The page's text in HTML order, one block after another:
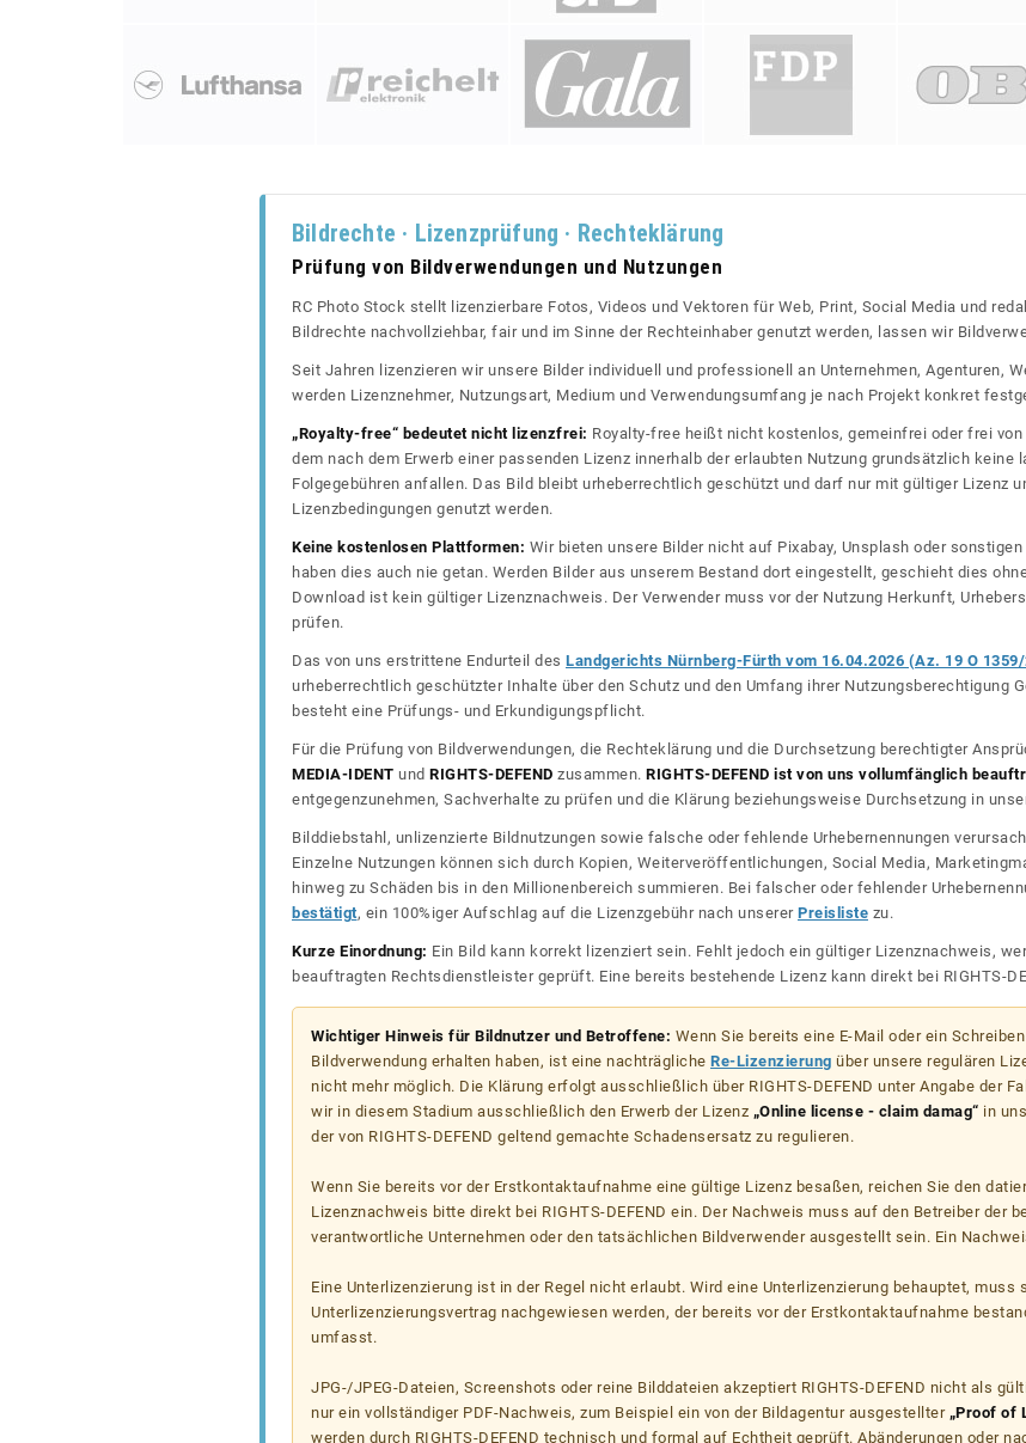
Bildrechte · Lizenzprüfung · Rechteklärung
Prüfung von Bildverwendungen und Nutzungen
RC Photo Stock stellt lizenzierbare Fotos, Videos und Vektoren für Web, Print, Social Media und
Bildrechte nachvollziehbar, fair und im Sinne der Rechteinhaber genutzt werden, lassen wir
Seit Jahren lizenzieren wir unsere Bilder individuell und professionell an Unternehmen, Agenturen,
werden Lizenznehmer, Nutzungsart, Medium und Verwendungsumfang je nach Projekt konkret
„Royalty-free“ bedeutet nicht lizenzfrei: Royalty-free heißt nicht kostenlos, gemeinfrei oder frei
dem nach dem Erwerb einer passenden Lizenz innerhalb der erlaubten Nutzung grundsätzlich keine
Folgegebühren anfallen. Das Bild bleibt urheberrechtlich geschützt und darf nur mit gültiger Lizenz
Lizenzbedingungen genutzt werden.
Keine kostenlosen Plattformen: Wir bieten unsere Bilder nicht auf Pixabay, Unsplash oder
haben dies auch nie getan. Werden Bilder aus unserem Bestand dort eingestellt, geschieht dies
Download ist kein gültiger Lizenznachweis. Der Verwender muss vor der Nutzung Herkunft,
prüfen.
Das von uns erstrittene Endurteil des Landgerichts Nürnberg-Fürth vom 16.04.2026 (Az. 19 O
urheberrechtlich geschützter Inhalte über den Schutz und den Umfang ihrer Nutzungsberechtigung
besteht eine Prüfungs- und Erkundigungspflicht.
Für die Prüfung von Bildverwendungen, die Rechteklärung und die Durchsetzung berechtigter
MEDIA-IDENT und RIGHTS-DEFEND zusammen. RIGHTS-DEFEND ist von uns vollumfänglich
entgegenzunehmen, Sachverhalte zu prüfen und die Klärung beziehungsweise Durchsetzung in
Bilddiebstahl, unlizenzierte Bildnutzungen sowie falsche oder fehlende Urhebernennungen
Einzelne Nutzungen können sich durch Kopien, Weiterveröffentlichungen, Social Media,
hinweg zu Schäden bis in den Millionenbereich summieren. Bei falscher oder fehlender
bestätigt, ein 100%iger Aufschlag auf die Lizenzgebühr nach unserer Preisliste zu.
Kurze Einordnung: Ein Bild kann korrekt lizenziert sein. Fehlt jedoch ein gültiger Lizenznachweis,
beauftragten Rechtsdienstleister geprüft. Eine bereits bestehende Lizenz kann direkt bei RIGHTS-
Wichtiger Hinweis für Bildnutzer und Betroffene: Wenn Sie bereits eine E-Mail oder ein
Bildverwendung erhalten haben, ist eine nachträgliche Re-Lizenzierung über unsere regulären
nicht mehr möglich. Die Klärung erfolgt ausschließlich über RIGHTS-DEFEND unter Angabe der
wir in diesem Stadium ausschließlich den Erwerb der Lizenz „Online license - claim damag“ in
der von RIGHTS-DEFEND geltend gemachte Schadensersatz zu regulieren.
Wenn Sie bereits vor der Erstkontaktaufnahme eine gültige Lizenz besaßen, reichen Sie den
Lizenznachweis bitte direkt bei RIGHTS-DEFEND ein. Der Nachweis muss auf den Betreiber der
verantwortliche Unternehmen oder den tatsächlichen Bildverwender ausgestellt sein. Ein
Eine Unterlizenzierung ist in der Regel nicht erlaubt. Wird eine Unterlizenzierung behauptet, muss
Unterlizenzierungsvertrag nachgewiesen werden, der bereits vor der Erstkontaktaufnahme
umfasst.
JPG-/JPEG-Dateien, Screenshots oder reine Bilddateien akzeptiert RIGHTS-DEFEND nicht als
nur ein vollständiger PDF-Nachweis, zum Beispiel ein von der Bildagentur ausgestellter „Proof of
werden durch RIGHTS-DEFEND technisch und formal auf Echtheit geprüft. Abänderungen oder